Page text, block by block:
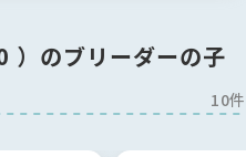
のですが、土屋さんはすごく
お目当ての子だけでなく、
くださって、一頭一頭の性格
たんです。
部説明してくださって、お世
）のブリーダーの子
10件